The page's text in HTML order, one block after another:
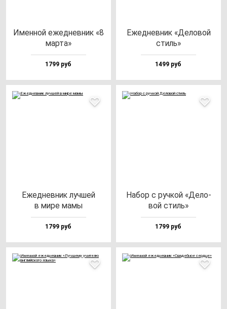
Имен­ной ежед­нев­ник «8
мар­та»
1799 руб
Ежед­нев­ник «Дело­вой
стиль»
1499 руб
Ежед­нев­ник луч­шей
в ми­ре ма­мы
1799 руб
Набор с руч­кой «Дело­
вой стиль»
1799 руб